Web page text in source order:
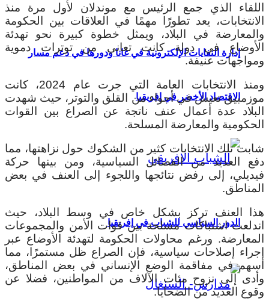
إدارة النفايات الإلكترونية في غانا ودورها في دعم مسار
الاقتصاد الأخضر في إفريقيا
الدور السياسي للشباب في إفريقيا
اللقاء الذي جمع الرئيس مع موندلان لأول مرة منذ
الانتخابات، يعد تطورًا مهمًا في العلاقات بين الحكومة
والمعارضة في البلاد، ويمثل خطوة كبيرة نحو تهدئة
الأوضاع في دولة كانت تعاني من توترات دموية
ومواجهات عنيفة.
ومنذ الانتخابات العامة التي جرت عام 2024، كانت
موزمبيق تعيش في أجواء من القلق والتوتر، حيث شهدت
البلاد عدة أعمال عنف ناتجة عن الصراع بين القوات
الحكومية والمعارضة المسلحة.
شابت تلك الانتخابات كثير من الشكوك حول نزاهتها، مما
دفع العديد من الفصائل السياسية، ومن بينها حركة
فيديلي، إلى رفض نتائجها واللجوء إلى العنف في بعض
المناطق.
هذا العنف تركز بشكل خاص في وسط البلاد، حيث
اندلعت اشتباكات مسلحة بين قوات الأمن والمجموعات
المعارضة. ورغم محاولات الحكومة لتهدئة الأوضاع عبر
إجراء إصلاحات سياسية، فإن الصراع ظل مستمرًا، مما
أسهم في مفاقمة الوضع الإنساني في بعض المناطق،
وأدى إلى نزوح مئات الآلاف من المواطنين، فضلا عن
وقوع العديد من الضحايا.